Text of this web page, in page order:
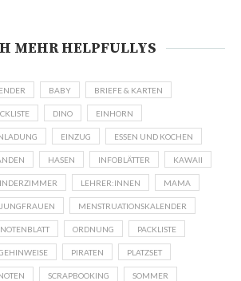
MEHR HELPFULLYS
BABY BRIEFE & KARTEN
DINO EINHORN
EINZUG ESSEN UND KOCHEN
HASEN INFOBLÄTTER KAWAII
LEHRER:INNEN MAMA
MENSTRUATIONSKALENDER
NOTENBLATT ORDNUNG PACKLISTE
PIRATEN PLATZSET
SCRAPBOOKING SOMMER